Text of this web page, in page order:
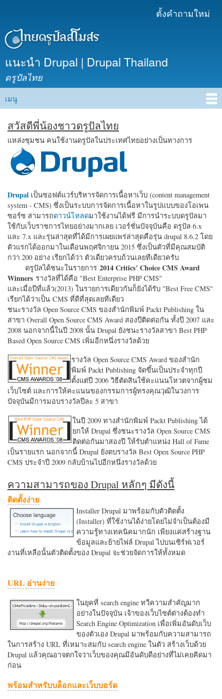
เนื้อหา
ตั้งคำถามใหม่
แนะนำ Drupal | Drupal Thailand
ดรูปัลไทย
Main menu
เมนู
สวัสดีพี่น้องชาวดรูปัลไทย
แหล่งชุมชน คนใช้งานดรูปัลในประเทศไทยอย่างเป็นทางการ
Drupal เป็นซอฟต์แวร์บริหารจัดการเนื้อหาเว็บ (content management
system - CMS) ซึ่งเป็นระบบการจัดการเนื้อหาในรูปแบบของโอเพน
ซอร์ซ สามารถดาวน์โหลดมาใช้งานได้ฟรี มีการนำระบบดรูปัลมา
ใช้กับเว็บราชการไทยอย่างมากเลย เวอร์ชั่นปัจจุบันคือ ดรูปัล 6.x
และ 7.x และรุ่นล่าสุดที่ได้มีการเผยแพร่ล่าสุดคือรุ่น drupal 8.6.2 โดย
ตัวแรกได้ออกมาในเดือนพฤศจิกายน 2015 ซึ่งเป็นตัวที่มีคุณสมบัติ
กว่า 200 อย่าง เรียกได้ว่า ตัวเดียวครบถ้วนเลยทีเดียวครับ
ดรูปัลได้ชนะในรายการ 2014 Critics' Choice CMS Award
Winners รางวัลที่ได้คือ "Best Enterprise PHP CMS"
และเมื่อปีที่แล้ว(2013) ในรายการเดียวกันก็ยังได้รับ "Best Free CMS"
เรียกได้ว่าเป็น CMS ที่ดีที่สุดเลยทีเดียว
ชนะรางวัล Open Source CMS ของสำนักพิมพ์ Packt Publishing ใน
สาขา Overall Open Source CMS Award สองปีติดต่อกัน ทั้งปี 2007 และ
2008 นอกจากนี้ในปี 2008 นั้น Drupal ยังชนะรางวัลสาขา Best PHP
Based Open Source CMS เพิ่มอีกหนึ่งรางวัลด้วย
รางวัล Open Source CMS Award ของสำนัก
พิมพ์ Packt Publishing จัดขึ้นเป็นประจำทุกปี
ตั้งแต่ปี 2006 วิธีตัดสินใช้คะแนนโหวตจากผู้ชม
เว็บไซต์ และการให้คะแนนของกรรมการผู้ทรงคุณวุฒิในวงการ
ปัจจุบันมีการมอบรางวัลปีละ 5 สาขา
ในปี 2009 ทางสำนักพิมพ์ Packt Publishing ได้
ยกให้ Drupal ซึ่งชนะรางวัล Open Source CMS
ติดต่อกันมาสองปี ให้รับตำแหน่ง Hall of Fame
เป็นรายแรก นอกจากนี้ Drupal ยังตบรางวัล Best Open Source PHP
CMS ประจำปี 2009 กลับบ้านไปอีกหนึ่งรางวัลด้วย
ความสามารถของ Drupal หลักๆ มีดังนี้
ติดตั้งง่าย
Installer Drupal มาพร้อมกับตัวติดตั้ง
(Installer) ที่ใช้งานได้ง่ายโดยไม่จำเป็นต้องมี
ความรู้ทางเทคนิคมากนัก เพียงแค่สร้างฐาน
ข้อมูลและย้ายไฟล์ Drupal ไปบนเซิร์ฟเวอร์
งานที่เหลือนั้นตัวติดตั้งของ Drupal จะช่วยจัดการให้ทั้งหมด
URL อ่านง่าย
ในยุคที่ search engine ทวีความสำคัญมาก
อย่างในปัจจุบัน เจ้าของเว็บไซต์ต่างต้องทำ
Search Engine Optimization เพื่อเพิ่มอันดับเว็บ
ของตัวเอง Drupal มาพร้อมกับความสามารถ
ในการสร้าง URL ที่เหมาะสมกับ search engine ในตัว สร้างเว็บด้วย
Drupal แล้วคุณอาจตกใจว่าเว็บของคุณมีอันดับดีอย่างที่ไม่เคยคิดมา
ก่อน
พร้อมสำหรับบล็อกและเว็บบอร์ด